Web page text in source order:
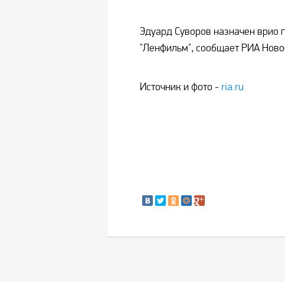
Эдуард Суворов назначен врио
"Ленфильм", сообщает РИА
Источник и фото - ria.ru